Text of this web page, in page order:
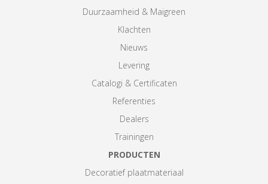
Duurzaamheid & Maigreen
Klachten
Nieuws
Levering
Catalogi & Certificaten
Referenties
Dealers
Trainingen
PRODUCTEN
Decoratief plaatmateriaal